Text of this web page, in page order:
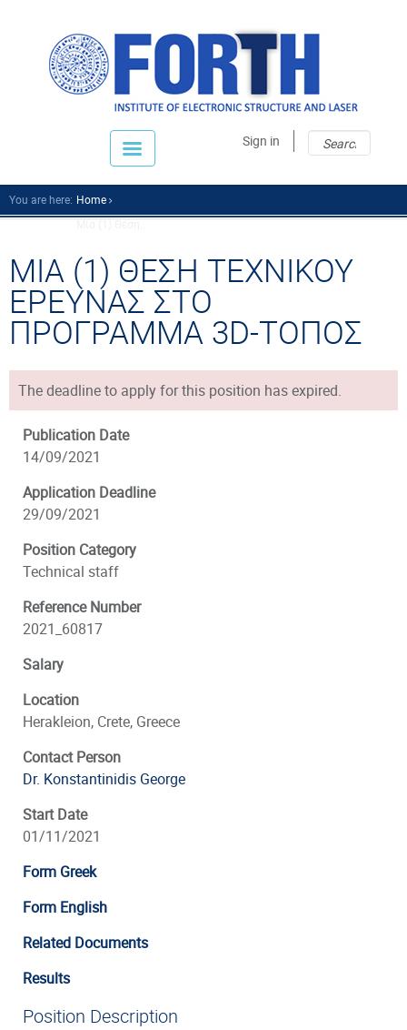
Sign in
You are here: Home
ΜΙΑ (1) ΘΕΣΗ ΤΕΧΝΙΚΟΥ
ΕΡΕΥΝΑΣ ΣΤΟ
ΠΡΟΓΡΑΜΜΑ 3D-ΤΟΠΟΣ
The deadline to apply for this position has expired.
Publication Date
14/09/2021
Application Deadline
29/09/2021
Position Category
Technical staff
Reference Number
2021_60817
Salary
Location
Herakleion, Crete, Greece
Contact Person
Dr. Konstantinidis George
Start Date
01/11/2021
Form Greek
Form English
Related Documents
Results
Position Description